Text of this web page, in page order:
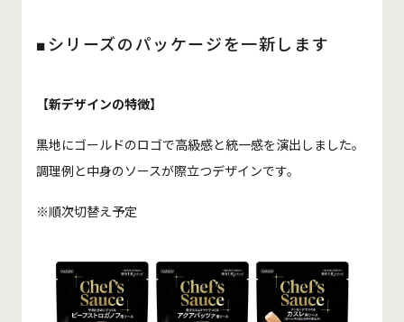
■シリーズのパッケージを一新します
【新デザインの特徴】
黒地にゴールドのロゴで高級感と統一感を演出しました。
調理例と中身のソースが際立つデザインです。
※順次切替え予定